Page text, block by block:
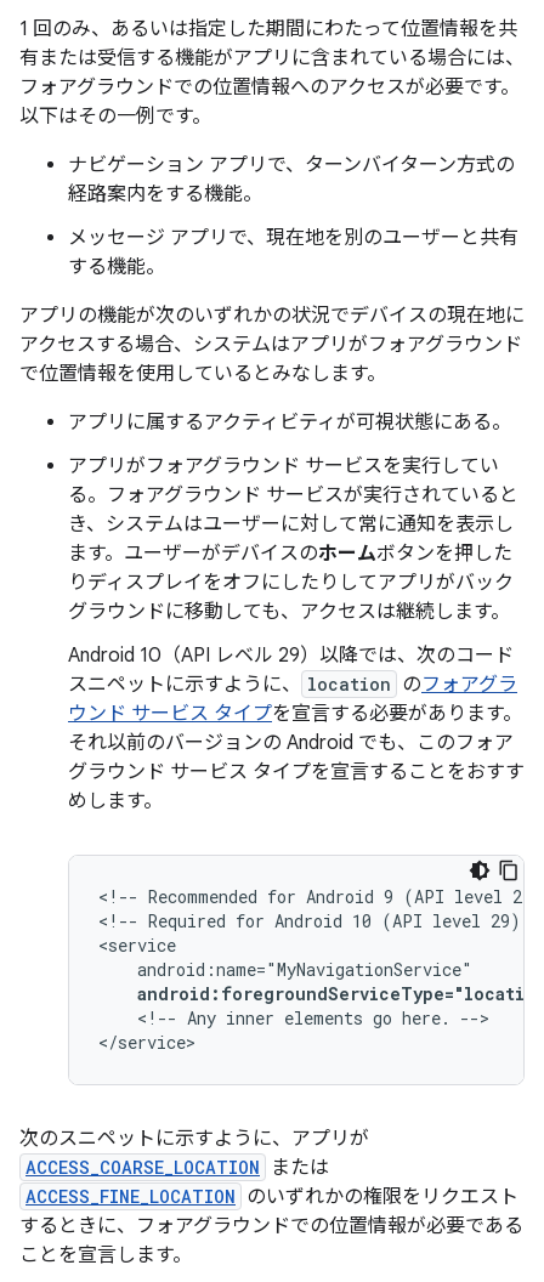
1 回のみ、あるいは指定した期間にわたって位置情報を共
有または受信する機能がアプリに含まれている場合には、
フォアグラウンドでの位置情報へのアクセスが必要です。
以下はその一例です。
ナビゲーション アプリで、ターンバイターン方式の
経路案内をする機能。
メッセージ アプリで、現在地を別のユーザーと共有
する機能。
アプリの機能が次のいずれかの状況でデバイスの現在地に
アクセスする場合、システムはアプリがフォアグラウンド
で位置情報を使用しているとみなします。
アプリに属するアクティビティが可視状態にある。
アプリがフォアグラウンド サービスを実行してい
る。フォアグラウンド サービスが実行されていると
き、システムはユーザーに対して常に通知を表示し
ます。ユーザーがデバイスのホームボタンを押した
りディスプレイをオフにしたりしてアプリがバック
グラウンドに移動しても、アクセスは継続します。
Android 10（API レベル 29）以降では、次のコード
スニペットに示すように、
location のフォアグラ
ウンド サービス タイプを宣言する必要があります。
それ以前のバージョンの Android でも、このフォア
グラウンド サービス タイプを宣言することをおすす
めします。
<!-- Recommended for Android 9 (API level 28)
<!-- Required for Android 10 (API level 29)
<!-- Any inner elements go here.
-->
</service>
次のスニペットに示すように、アプリが
ACCESS_COARSE_LOCATION または
ACCESS_FINE_LOCATION のいずれかの権限をリクエスト
するときに、フォアグラウンドでの位置情報が必要である
ことを宣言します。